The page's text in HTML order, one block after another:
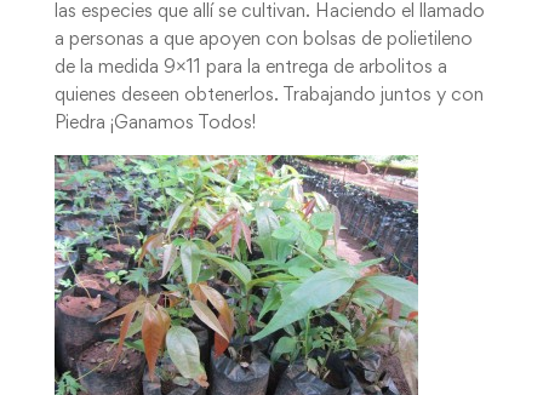
las especies que allí se cultivan. Haciendo el llamado
a personas a que apoyen con bolsas de polietileno
de la medida 9×11 para la entrega de arbolitos a
quienes deseen obtenerlos. Trabajando juntos y con
Piedra ¡Ganamos Todos!